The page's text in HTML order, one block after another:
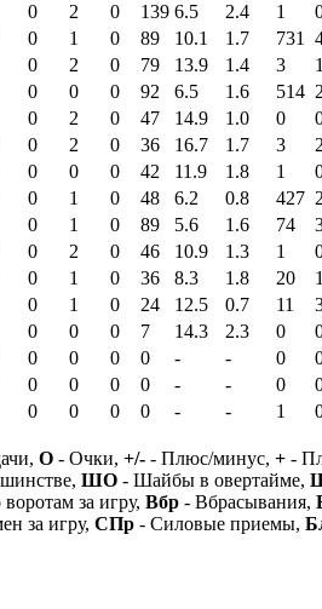
0 2 0 139 6.5 2.4 1
0 1 0 89 10.1 1.7 731
0 2 0 79 13.9 1.4 3 1
0 0 0 92 6.5 1.6 514
0 2 0 47 14.9 1.0 0
0 2 0 36 16.7 1.7 3 2
0 0 0 42 11.9 1.8 1
0 1 0 48 6.2 0.8 427
0 1 0 89 5.6 1.6 74
0 2 0 46 10.9 1.3 1
0 1 0 36 8.3 1.8 20
0 1 0 24 12.5 0.7 11
0 0 0 7 14.3 2.3 0
0 0 0 0 - - 0
0 0 0 0 - - 0
0 0 0 0 - - 1
О - Очки, +/- - Плюс/минус, + -
ШО - Шайбы в овертайме,
за игру, Вбр - Вбрасывания,
за игру, СПр - Силовые приемы,